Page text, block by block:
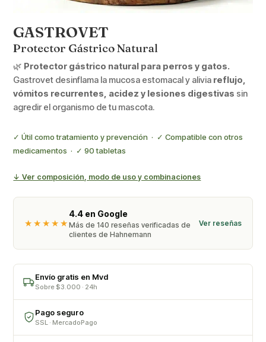
GASTROVET
Protector Gástrico Natural
🌿 Protector gástrico natural para perros y gatos.
Gastrovet desinflama la mucosa estomacal y alivia reflujo,
vómitos recurrentes, acidez y lesiones digestivas sin
agredir el organismo de tu mascota.
✓ Útil como tratamiento y prevención · ✓ Compatible con otros
medicamentos · ✓ 90 tabletas
↓ Ver composición, modo de uso y combinaciones
★★★★★
4.4 en Google
Más de 140 reseñas verificadas de
clientes de Hahnemann
Ver reseñas
Envío gratis en Mvd
Sobre $3.000 · 24h
Pago seguro
SSL · MercadoPago